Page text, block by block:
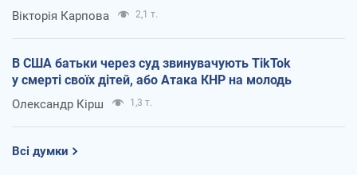
Вікторія Карпова 2,1 т.
В США батьки через суд звинувачують TikTok
у смерті своїх дітей, або Атака КНР на молодь
Олександр Кірш 1,3 т.
Всі думки